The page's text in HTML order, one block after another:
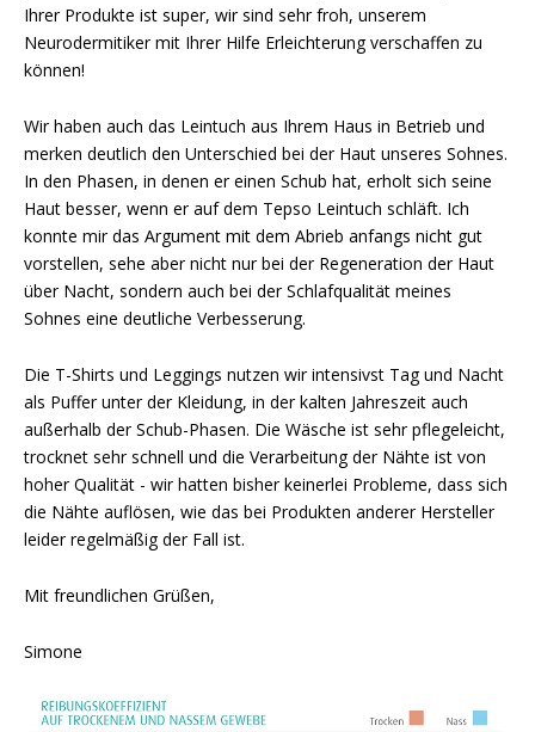
Ihrer Produkte ist super, wir sind sehr froh, unserem
Neurodermitiker mit Ihrer Hilfe Erleichterung verschaffen zu
können!
Wir haben auch das Leintuch aus Ihrem Haus in Betrieb und
merken deutlich den Unterschied bei der Haut unseres Sohnes.
In den Phasen, in denen er einen Schub hat, erholt sich seine
Haut besser, wenn er auf dem Tepso Leintuch schläft. Ich
konnte mir das Argument mit dem Abrieb anfangs nicht gut
vorstellen, sehe aber nicht nur bei der Regeneration der Haut
über Nacht, sondern auch bei der Schlafqualität meines
Sohnes eine deutliche Verbesserung.
Die T-Shirts und Leggings nutzen wir intensivst Tag und Nacht
als Puffer unter der Kleidung, in der kalten Jahreszeit auch
außerhalb der Schub-Phasen. Die Wäsche ist sehr pflegeleicht,
trocknet sehr schnell und die Verarbeitung der Nähte ist von
hoher Qualität - wir hatten bisher keinerlei Probleme, dass sich
die Nähte auflösen, wie das bei Produkten anderer Hersteller
leider regelmäßig der Fall ist.
Mit freundlichen Grüßen,
Simone